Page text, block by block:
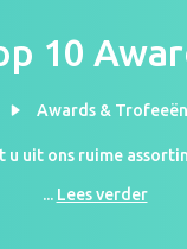
10
Awards & Trofeeën
uit ons ruime
... Lees verder